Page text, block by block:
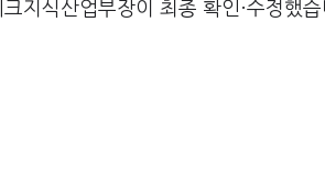
지식산업부장이 최종 확인·수정했습